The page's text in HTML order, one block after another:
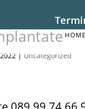
HOME
| Uncategorized
089 99 74 66